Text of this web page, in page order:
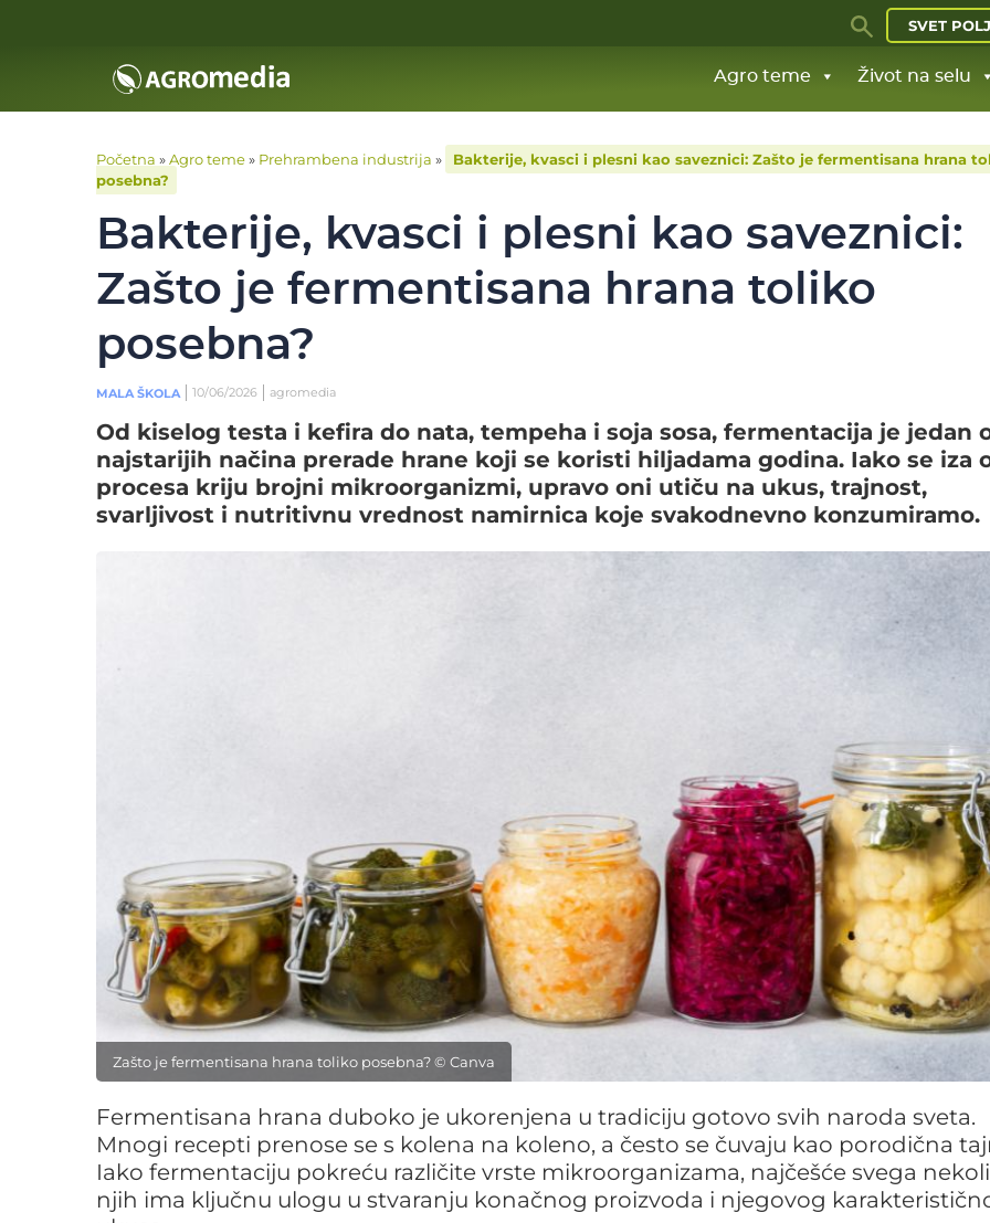
SVET
Agro teme Život na selu
Početna »Agro teme» Prehrambena industrija »
Bakterije, kvasci i plesni kao saveznici: Zašto je fermentisana hrana
posebna?
Bakterije, kvasci i plesni kao saveznici:
Zašto je fermentisana hrana toliko
posebna?
MALA ŠKOLA 10/06/2026 agromedia
Od kiselog testa i kefira do nata, tempeha i soja sosa, fermentacija je jedan
najstarijih načina prerade hrane koji se koristi hiljadama godina. Iako se iza
procesa kriju brojni mikroorganizmi, upravo oni utiču na ukus, trajnost,
svarljivost i nutritivnu vrednost namirnica koje svakodnevno konzumiramo.
Zašto je fermentisana hrana toliko posebna? © Canva
Fermentisana hrana duboko je ukorenjena u tradiciju gotovo svih naroda sveta.
Mnogi recepti prenose se s kolena na koleno, a često se čuvaju kao porodična
Iako fermentaciju pokreću različite vrste mikroorganizama, najčešće svega
njih ima ključnu ulogu u stvaranju konačnog proizvoda i njegovog